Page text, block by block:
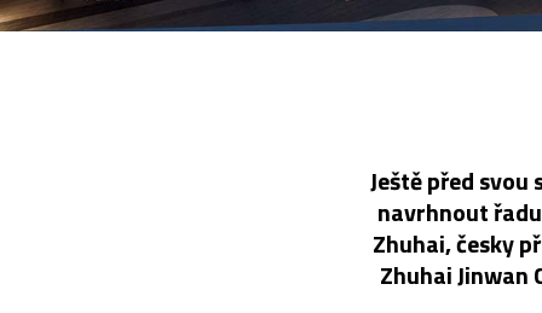
Ještě před
navrhnout
Zhuhai, česky
Zhuhai Jinwan